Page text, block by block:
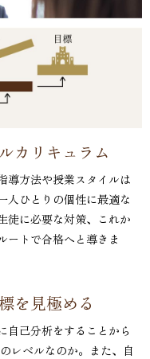
カリキュラム
導方法や授業スタイルは
人ひとりの個性に最適な
徒に必要な対策、これか
ートで合格へと導きま
を見極める
自己分析をすることから
レベルなのか。また、自